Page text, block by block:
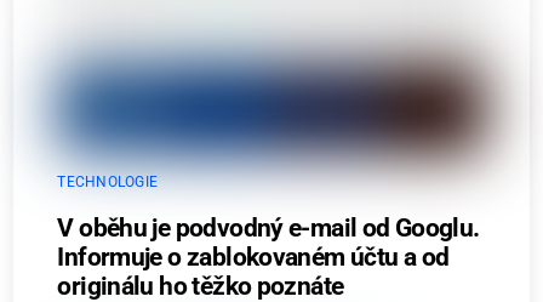
TECHNOLOGIE
V oběhu je podvodný e-mail od Googlu.
Informuje o zablokovaném účtu a od
originálu ho těžko poznáte